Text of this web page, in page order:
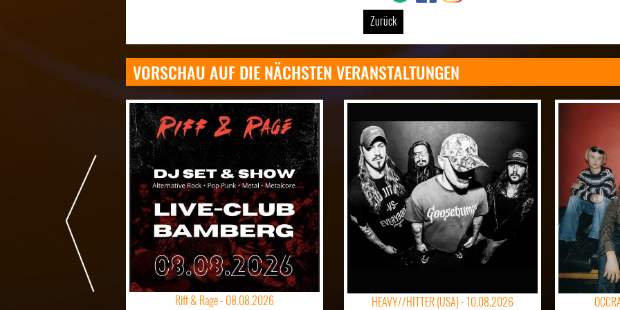
Zurück
VORSCHAU AUF DIE NÄCHSTEN VERANSTALTUNGEN
Riff & Rage - 08.08.2026 HEAVY//HITTER (USA) -10.08.2026